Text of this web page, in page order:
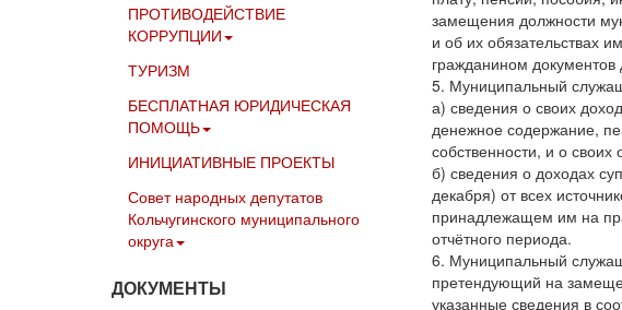
замещения должности
и об их обязательствах
гражданином
5. Муниципальный
а) сведения о своих
денежное содержание,
собственности, и о
б) сведения о доходах
декабря) от всех
принадлежащем им на
отчётного периода.
6. Муниципальный
претендующий на
указанные сведения в
ПРОТИВОДЕЙСТВИЕ
КОРРУПЦИИ
ТУРИЗМ
БЕСПЛАТНАЯ ЮРИДИЧЕСКАЯ
ПОМОЩЬ
ИНИЦИАТИВНЫЕ ПРОЕКТЫ
Совет народных депутатов
Кольчугинского муниципального
округа
ДОКУМЕНТЫ